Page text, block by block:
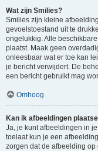
Wat zijn Smilies?
Smilies zijn kleine
gevoelstoestand uit te
ongelukkig. Alle
plaatst. Maak geen
onleesbaar wat er toe kan
je bericht verwijdert. De
een bericht gebruikt mag
Omhoog
Kan ik afbeeldingen
Ja, je kunt afbeeldingen in
toelaat kun je een
zorgen dat de afbeelding